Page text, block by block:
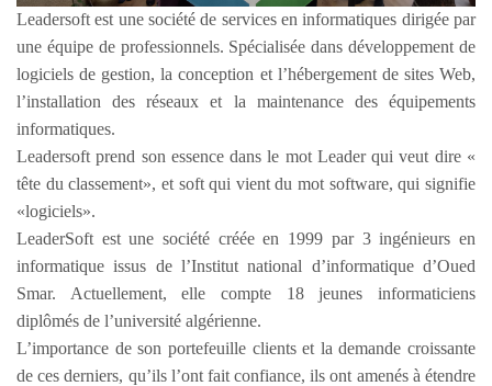
Leadersoft est une société de services en informatiques dirigée par
une équipe de professionnels. Spécialisée dans développement de
logiciels de gestion, la conception et l’hébergement de sites Web,
l’installation des réseaux et la maintenance des équipements
informatiques.
Leadersoft prend son essence dans le mot Leader qui veut dire «
tête du classement», et soft qui vient du mot software, qui signifie
«logiciels».
LeaderSoft est une société créée en 1999 par 3 ingénieurs en
informatique issus de l’Institut national d’informatique d’Oued
Smar. Actuellement, elle compte 18 jeunes informaticiens
diplômés de l’université algérienne.
L’importance de son portefeuille clients et la demande croissante
de ces derniers, qu’ils l’ont fait confiance, ils ont amenés à étendre